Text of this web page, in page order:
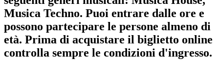
Musica Techno. Puoi entrare dalle ore e
possono partecipare le persone almeno di
età. Prima di acquistare il biglietto online
controlla sempre le condizioni d'ingresso.